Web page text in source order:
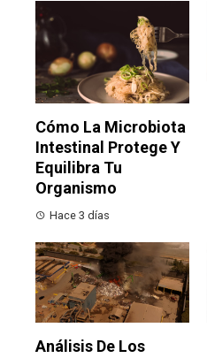
Cómo La Microbiota
Intestinal Protege Y
Equilibra Tu
Organismo
Hace 3 días
Análisis De Los